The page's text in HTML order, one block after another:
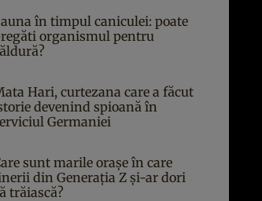
în timpul caniculei: poate
organismul pentru
Hari, curtezana care a făcut
devenind spioană în
Germaniei
sunt marile orașe în care
din Generația Z și-ar dori
trăiască?